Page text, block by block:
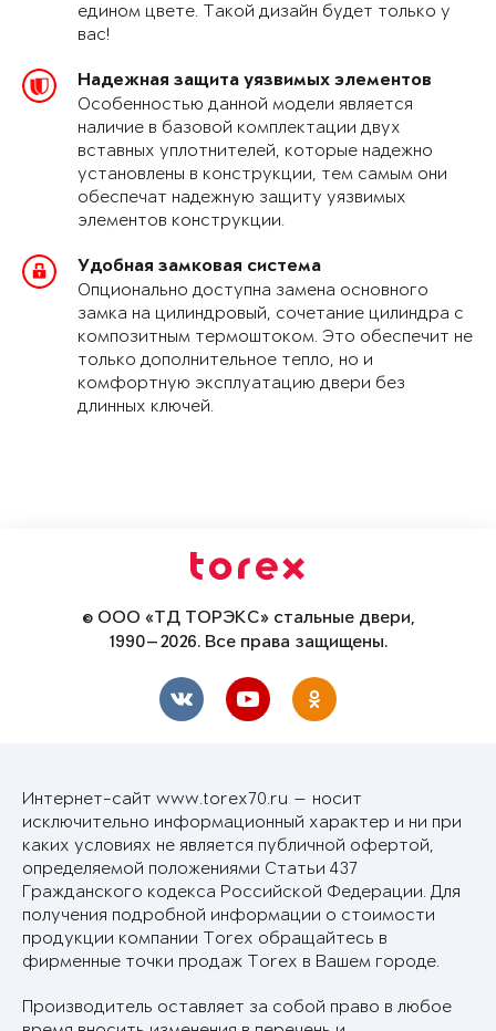
едином цвете. Такой дизайн будет только у
вас!
Надежная защита уязвимых элементов
Особенностью данной модели является
наличие в базовой комплектации двух
вставных уплотнителей, которые надежно
установлены в конструкции, тем самым они
обеспечат надежную защиту уязвимых
элементов конструкции.
Удобная замковая система
Опционально доступна замена основного
замка на цилиндровый, сочетание цилиндра с
композитным термоштоком. Это обеспечит не
только дополнительное тепло, но и
комфортную эксплуатацию двери без
длинных ключей.
© ООО «ТД ТОРЭКС» стальные двери,
1990—2026. Все права защищены.
Интернет-сайт www.torex70.ru — носит
исключительно информационный характер и ни при
каких условиях не является публичной офертой,
определяемой положениями Статьи 437
Гражданского кодекса Российской Федерации. Для
получения подробной информации о стоимости
продукции компании Torex обращайтесь в
фирменные точки продаж Torex в Вашем городе.
Производитель оставляет за собой право в любое